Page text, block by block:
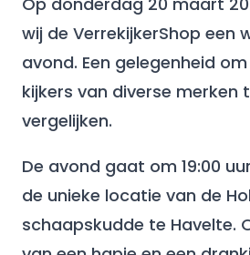
wij de VerrekijkerShop een
avond. Een gelegenheid
kijkers van diverse merken
vergelijken.
De avond gaat om 19:00
de unieke locatie van de
schaapskudde te Havelte.